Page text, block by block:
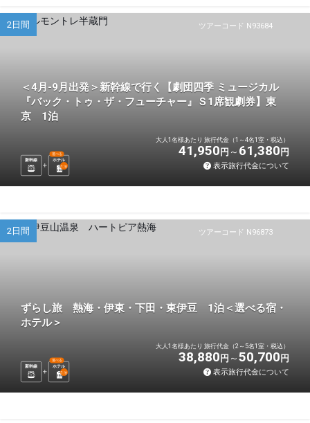
ツアーコード N93684
2日間
＜4月-9月出発＞新幹線で行く【劇団四季 ミュージカル
『バック・トゥ・ザ・フューチャー』Ｓ1席観劇券】東
京 1泊
新幹線 ホテル
選べる
1 泊
大人1名様あたり 旅行代金（1～4名1室・税込）
41,950 円 61,380 円
表示旅行代金について
ツアーコード N96873
2日間
ずらし旅 熱海・伊東・下田・東伊豆 1泊＜選べる宿・
ホテル＞
新幹線 ホテル
選べる
1 泊
大人1名様あたり 旅行代金（2～5名1室・税込）
38,880 円 50,700 円
表示旅行代金について